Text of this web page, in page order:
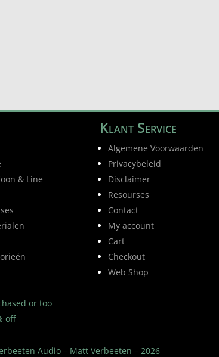
& Line
or too
off
Klant Service
Algemene Voorwaarden
Privacybeleid
Disclaimer
Resourses
Contact
My account
Cart
Checkout
Web Shop
Audio – Matt Verbeeten – 2026